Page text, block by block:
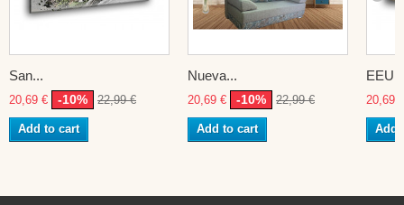
San...
20,69 € -10% 22,99 €
Add to cart
Nueva...
20,69 € -10% 22,99 €
Add to cart
20,69 €
Add